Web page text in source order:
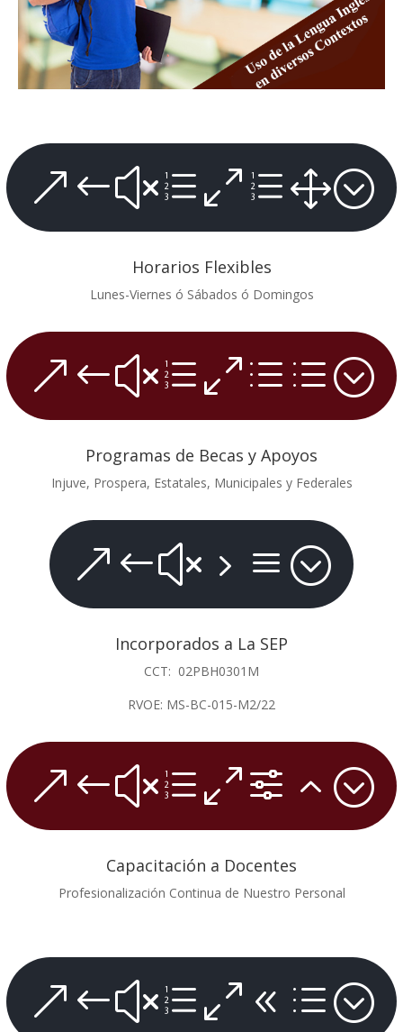
&#xe0e1;
Horarios Flexibles
Lunes-Viernes ó Sábados ó Domingos
&#xe0dd;
Programas de Becas y Apoyos
Injuve, Prospera, Estatales, Municipales y Federales
&#x5a;
Incorporados a La SEP
CCT: 02PBH0301M
RVOE: MS-BC-015-M2/22
&#xe0f2;
Capacitación a Docentes
Profesionalización Continua de Nuestro Personal
&#xe08d;